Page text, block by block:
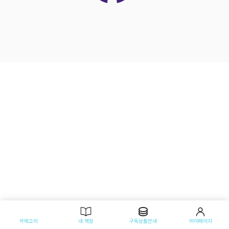
카테고리 내 책장 구독상품안내 마이페이지